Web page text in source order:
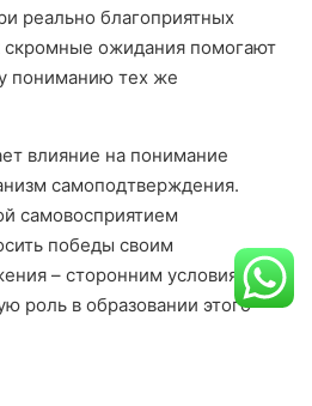
реально благоприятных
скромные ожидания помогают
пониманию тех же
влияние на понимание
самоподтверждения.
самовосприятием
победы своим
– сторонним условиям.
роль в образовании этого